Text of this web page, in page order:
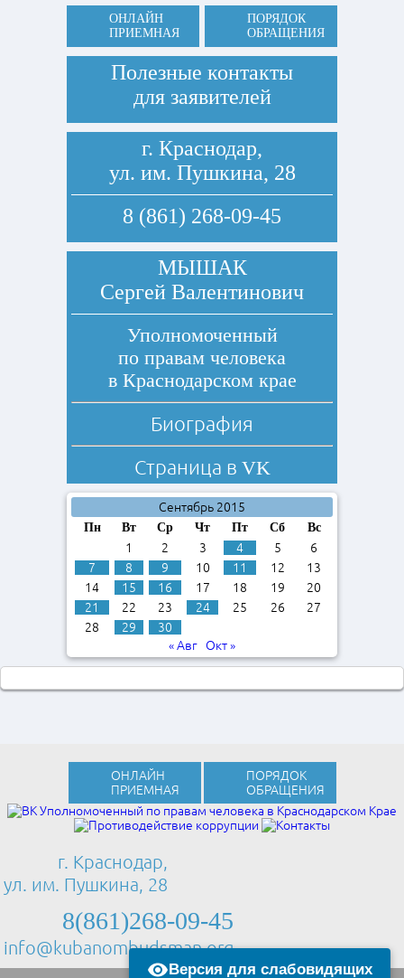
ОНЛАЙН
ПРИЕМНАЯ
ПОРЯДОК
ОБРАЩЕНИЯ
Полезные контакты
для заявителей
г. Краснодар,
ул. им. Пушкина, 28
8 (861) 268-09-45
МЫШАК
Сергей Валентинович
Уполномоченный
по правам человека
в Краснодарском крае
Биография
Страница в VK
Сентябрь 2015
Пн Вт Ср Чт Пт Сб Вс
1 2 3 4 5
6
7
8 9 10 11 12
13
14
15 16 17 18 19
20
21
22 23 24 25 26
27
28
29
30
« Авг
Окт »
ОНЛАЙН
ПРИЕМНАЯ
ПОРЯДОК
ОБРАЩЕНИЯ
г. Краснодар,
ул. им. Пушкина, 28
8(861)268-09-45
info@kubanombudsman.org
Версия для слабовидящих